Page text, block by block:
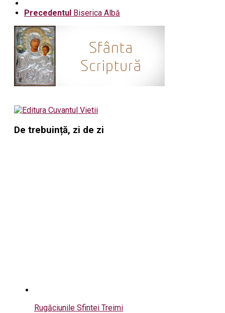
Precedentul Biserica Albă
De trebuință, zi de zi
Rugăciunile Sfintei Treimi